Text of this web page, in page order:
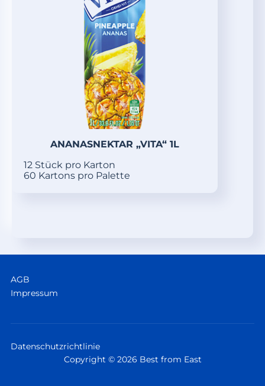
ANANASNEKTAR „VITA“ 1L
12 Stück pro Karton
60 Kartons pro Palette
AGB
Impressum
Datenschutzrichtlinie
Copyright © 2026 Best from East